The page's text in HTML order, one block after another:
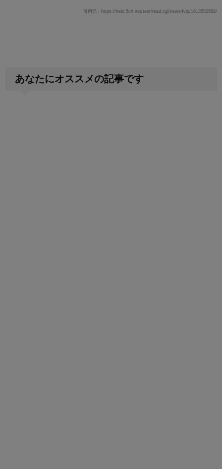
引用元：https://hebi.5ch.net/test/read.cgi/news4vip/1613552582/
あなたにオススメの記事です